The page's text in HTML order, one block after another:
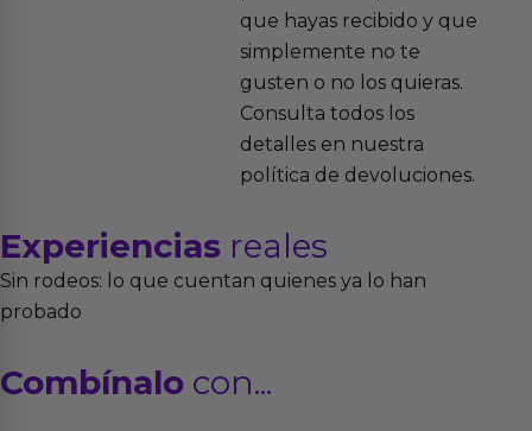
que hayas recibido y que
simplemente no te
gusten o no los quieras.
Consulta todos los
detalles en nuestra
política de devoluciones.
Experiencias reales
Sin rodeos: lo que cuentan quienes ya lo han
probado
Combínalo con...